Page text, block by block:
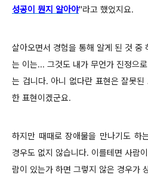
성공이 뭔지 알아야"라고 했었지요.
살아오면서 경험을 통해 알게 된 것 중
는 이는... 그것도 내가 무언가 진정으
는 겁니다. 아니 없다란 표현은 잘못
한 표현이겠군요.
하지만 때때로 장애물을 만나기도 하
경우도 없지 않습니다. 이를테면 사람
람이 있는가 하면 그렇지 않은 경우가